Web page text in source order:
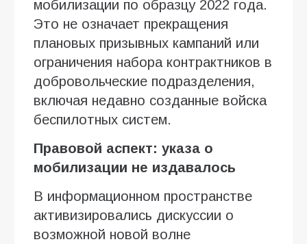
мобилизации по образцу 2022 года.
Это не означает прекращения
плановых призывных кампаний или
ограничения набора контрактников в
добровольческие подразделения,
включая недавно созданные войска
беспилотных систем.
Правовой аспект: указа о
мобилизации не издавалось
В информационном пространстве
активизировались дискуссии о
возможной новой волне